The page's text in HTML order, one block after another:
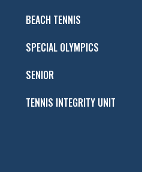
BEACH TENNIS
SPECIAL OLYMPICS
SENIOR
TENNIS INTEGRITY UNIT